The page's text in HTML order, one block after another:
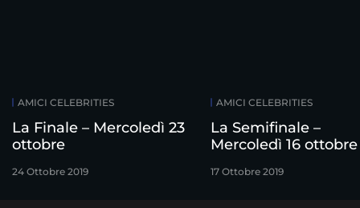
AMICI CELEBRITIES
La Finale – Mercoledì 23
ottobre
24 Ottobre 2019
AMICI CELEBRITIES
La Semifinale –
Mercoledì 16 ottobre
17 Ottobre 2019